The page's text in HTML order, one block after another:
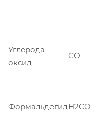
Углерода
оксид
СО
Формальдегид H2CO